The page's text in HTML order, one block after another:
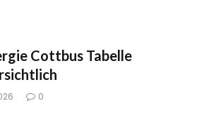
Cottbus Tabelle
0